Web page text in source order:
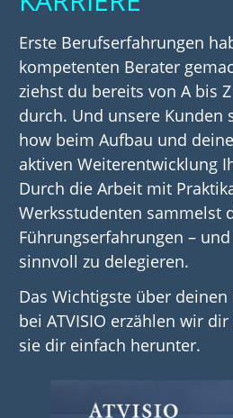
Erste Berufserfahrungen
kompetenten Berater
ziehst du bereits von A bis
durch. Und unsere Kunden
how beim Aufbau und
aktiven Weiterentwicklung
Durch die Arbeit mit
Werksstudenten sammelst
Führungserfahrungen –
sinnvoll zu delegieren.
Das Wichtigste über
bei ATVISIO erzählen wir
sie dir einfach herunter.